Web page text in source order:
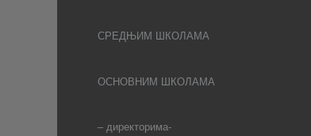
СРЕДЊИМ ШКОЛАМА
ОСНОВНИМ ШКОЛАМА
– директорима-